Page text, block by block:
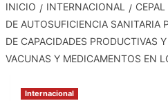
INICIO INTERNACIONAL
DE AUTOSUFICIENCIA SANITARIA
DE CAPACIDADES PRODUCTIVAS
VACUNAS Y MEDICAMENTOS EN
Internacional